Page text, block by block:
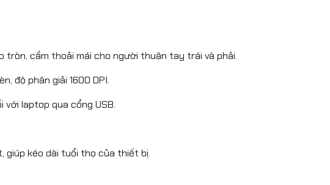
tròn, cầm thoải mái cho người thuận tay trái và phải.
độ phân giải 1600 DPI.
với laptop qua cổng USB.
giúp kéo dài tuổi thọ của thiết bị.